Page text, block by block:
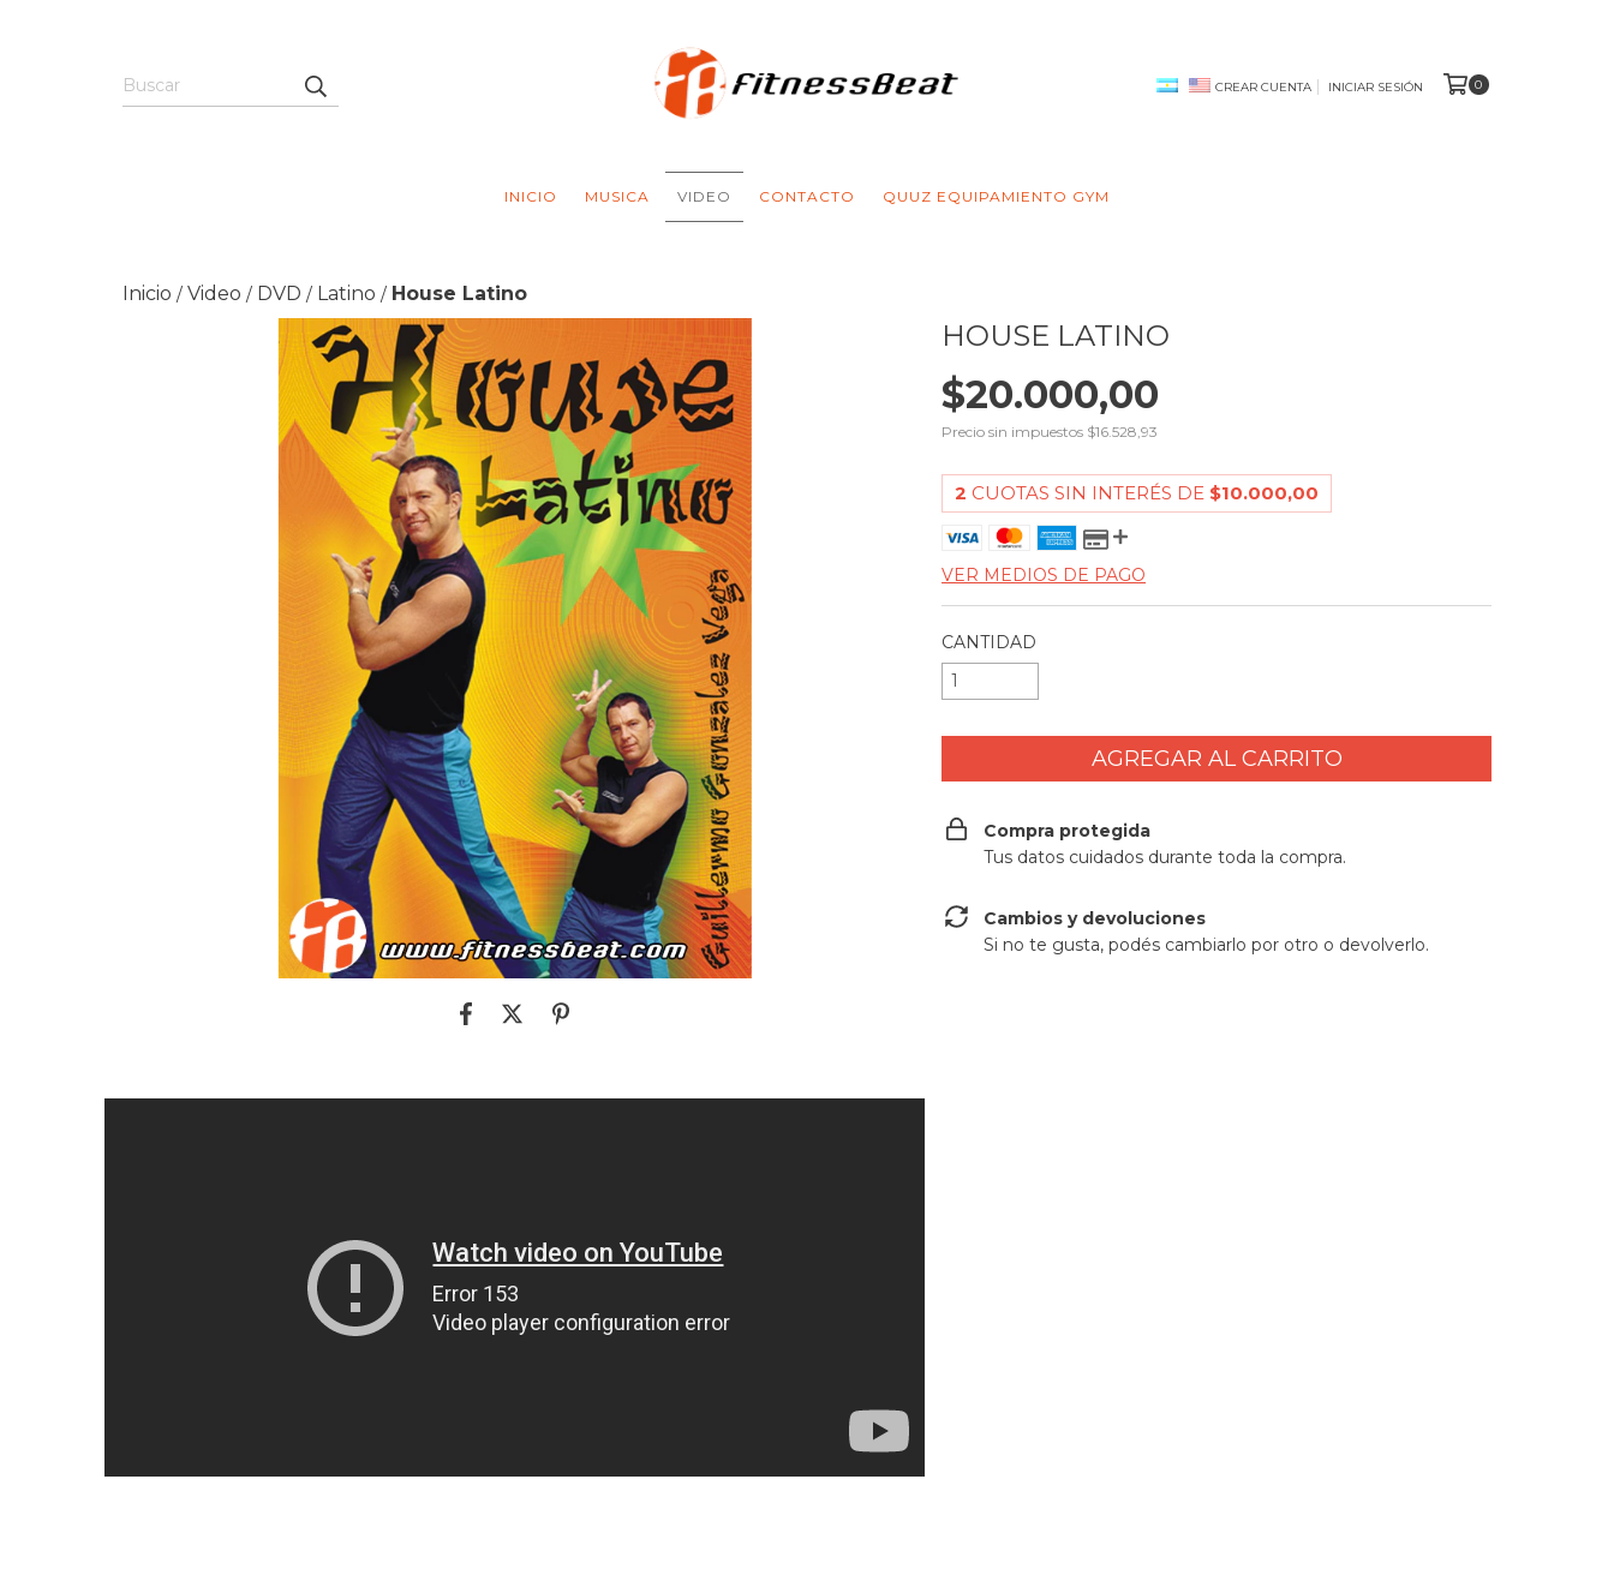
CREAR CUENTA INICIAR SESIÓN 0
INICIO MUSICA VIDEO CONTACTO QUUZ EQUIPAMIENTO GYM
Inicio / Video / DVD / Latino / House Latino
HOUSE LATINO
$20.000,00
Precio sin impuestos $16.528,93
2 CUOTAS SIN INTERÉS DE $10.000,00
VER MEDIOS DE PAGO
CANTIDAD
Compra protegida
Tus datos cuidados durante toda la compra.
Cambios y devoluciones
Si no te gusta, podés cambiarlo por otro o devolverlo.